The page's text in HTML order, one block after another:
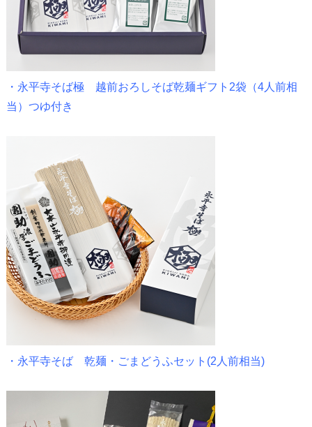
・ 永平寺そば極 越前おろしそば乾麺ギフト2袋（4人前相
当）つゆ付き
・ 永平寺そば 乾麺・ごまどうふセット(2人前相当)